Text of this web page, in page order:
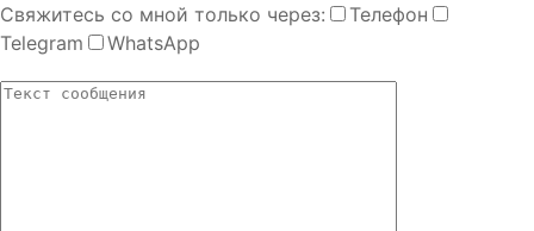
Cвяжитесь со мной только через:
Телефон
Telegram
WhatsApp